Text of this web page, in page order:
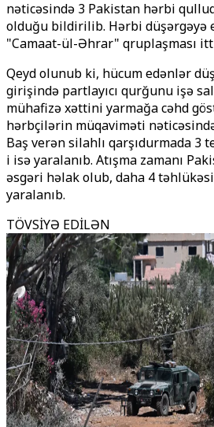
nəticəsində 3 Pakistan hərbi
olduğu bildirilib. Hərbi düşərgəyə
"Camaat-ül-Əhrar" qruplaşması
Qeyd olunub ki, hücum edənlər
girişində partlayıcı qurğunu işə
mühafizə xəttini yarmağa cəhd
hərbçilərin müqaviməti nəticəsində
Baş verən silahlı qarşıdurmada 3
i isə yaralanıb. Atışma zamanı
əsgəri həlak olub, daha 4
yaralanıb.
TÖVSİYƏ EDİLƏN